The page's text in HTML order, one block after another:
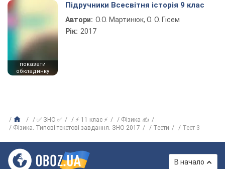
показати
обкладинку
Підручники Всесвітня історія 9 клас
Автори: О.О. Мартинюк, О. О. Гісем
Рік: 2017
✅ ЗНО ✅ ⚡ 11 клас ⚡
Фізика ✍
Фізика. Типові текстові завдання. ЗНО 2017
Тести Тест 3
В начало